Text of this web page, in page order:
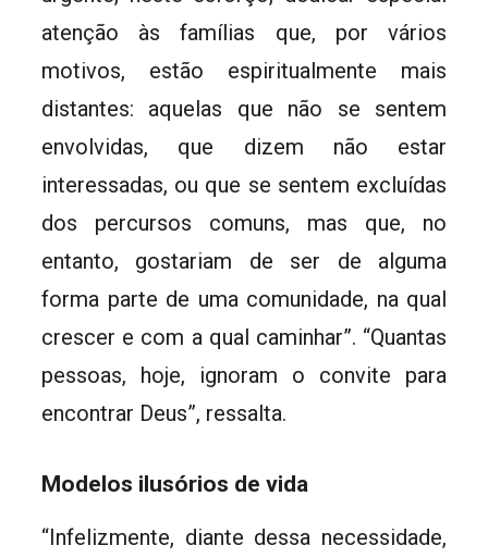
atenção às famílias que, por vários
motivos, estão espiritualmente mais
distantes: aquelas que não se sentem
envolvidas, que dizem não estar
interessadas, ou que se sentem excluídas
dos percursos comuns, mas que, no
entanto, gostariam de ser de alguma
forma parte de uma comunidade, na qual
crescer e com a qual caminhar”. “Quantas
pessoas, hoje, ignoram o convite para
encontrar Deus”, ressalta.
Modelos ilusórios de vida
“Infelizmente, diante dessa necessidade,